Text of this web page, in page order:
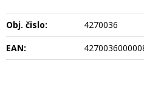
Obj. čislo:
4270036
EAN: